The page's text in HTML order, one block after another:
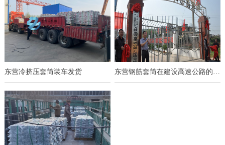
东营冷挤压套筒装车发货 东营钢筋套筒在建设高速公路的应用